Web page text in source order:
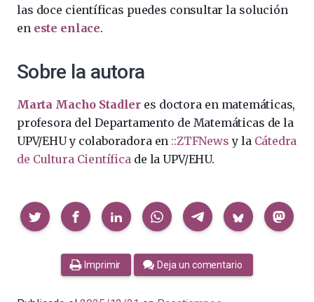
las doce científicas puedes consultar la solución
en este enlace.
Sobre la autora
Marta Macho Stadler es doctora en matemáticas,
profesora del Departamento de Matemáticas de la
UPV/EHU y colaboradora en ::ZTFNews y la Cátedra
de Cultura Científicade la UPV/EHU.
Compartir
Imprimir Deja un comentario